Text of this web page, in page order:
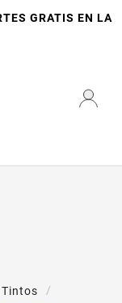
GRATIS EN LA